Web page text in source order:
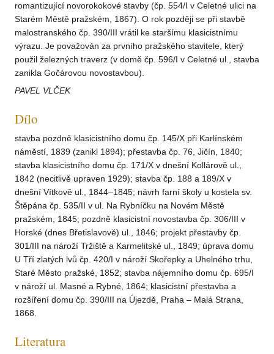
romantizující novorokokové stavby (čp. 554/I v Celetné ulici na
Starém Městě pražském, 1867). O rok později se při stavbě
malostranského čp. 390/III vrátil ke staršímu klasicistnímu
výrazu. Je považován za prvního pražského stavitele, který
použil železných traverz (v domě čp. 596/I v Celetné ul., stavba
zanikla Gočárovou novostavbou).
PAVEL VLČEK
Dílo
stavba pozdně klasicistního domu čp. 145/X při Karlínském
náměstí, 1839 (zanikl 1894); přestavba čp. 76, Jičín, 1840;
stavba klasicistního domu čp. 171/X v dnešní Kollárově ul.,
1842 (necitlivě upraven 1929); stavba čp. 188 a 189/X v
dnešní Vítkově ul., 1844–1845; návrh farní školy u kostela sv.
Štěpána čp. 535/II v ul. Na Rybníčku na Novém Městě
pražském, 1845; pozdně klasicistní novostavba čp. 306/III v
Horské (dnes Břetislavově) ul., 1846; projekt přestavby čp.
301/III na nároží Tržiště a Karmelitské ul., 1849; úprava domu
U Tří zlatých lvů čp. 420/I v nároží Skořepky a Uhelného trhu,
Staré Město pražské, 1852; stavba nájemního domu čp. 695/I
v nároží ul. Masné a Rybné, 1864; klasicistní přestavba a
rozšíření domu čp. 390/III na Újezdě, Praha – Malá Strana,
1868.
Literatura